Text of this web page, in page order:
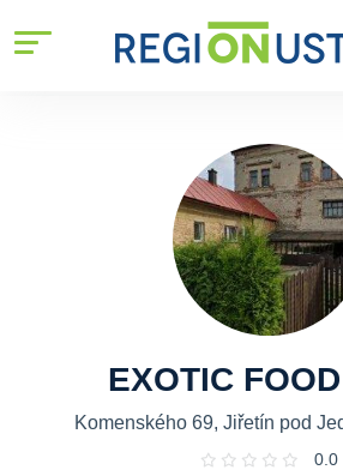
EXOTIC
Komenského 69, Jiřetín pod
0.0